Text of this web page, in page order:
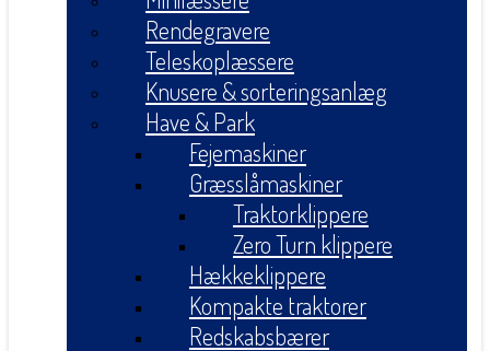
Rendegravere
Teleskoplæssere
Knusere & sorteringsanlæg
Have & Park
Fejemaskiner
Græsslåmaskiner
Traktorklippere
Zero Turn klippere
Hækkeklippere
Kompakte traktorer
Redskabsbærer